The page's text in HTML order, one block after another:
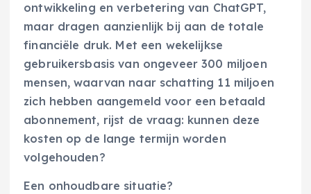
ontwikkeling en verbetering van ChatGPT,
maar dragen aanzienlijk bij aan de totale
financiële druk. Met een wekelijkse
gebruikersbasis van ongeveer 300 miljoen
mensen, waarvan naar schatting 11 miljoen
zich hebben aangemeld voor een betaald
abonnement, rijst de vraag: kunnen deze
kosten op de lange termijn worden
volgehouden?
Een onhoudbare situatie?